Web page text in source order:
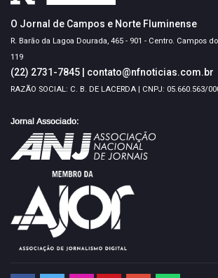
O Jornal de Campos e Norte Fluminense
R. Barão da Lagoa Dourada, 465 - 901 - Centro. Campos
119
(22) 2731-7845 contato@nfnoticias.com.br
RAZÃO SOCIAL: C. B. DE LACERDA | CNPJ: 05.660.563/